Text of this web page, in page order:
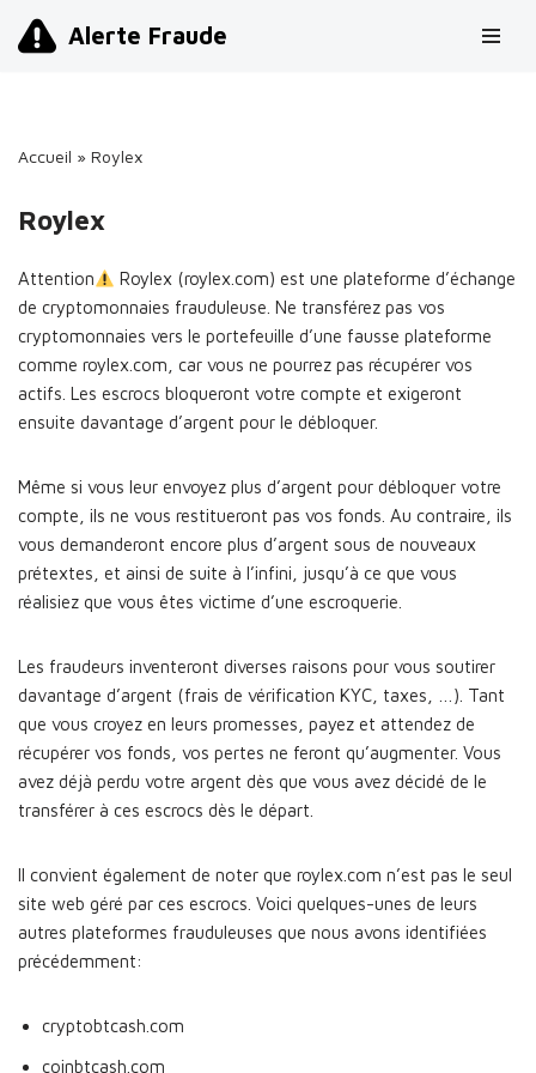
Alerte Fraude
Accueil » Roylex
Roylex
Attention
Roylex (roylex.com) est une plateforme d’échange
de cryptomonnaies frauduleuse. Ne transférez pas vos
cryptomonnaies vers le portefeuille d’une fausse plateforme
comme roylex.com, car vous ne pourrez pas récupérer vos
actifs. Les escrocs bloqueront votre compte et exigeront
ensuite davantage d’argent pour le débloquer.
Même si vous leur envoyez plus d’argent pour débloquer votre
compte, ils ne vous restitueront pas vos fonds. Au contraire, ils
vous demanderont encore plus d’argent sous de nouveaux
prétextes, et ainsi de suite à l’infini, jusqu’à ce que vous
réalisiez que vous êtes victime d’une escroquerie.
Les fraudeurs inventeront diverses raisons pour vous soutirer
davantage d’argent (frais de vérification KYC, taxes, …). Tant
que vous croyez en leurs promesses, payez et attendez de
récupérer vos fonds, vos pertes ne feront qu’augmenter. Vous
avez déjà perdu votre argent dès que vous avez décidé de le
transférer à ces escrocs dès le départ.
Il convient également de noter que roylex.com n’est pas le seul
site web géré par ces escrocs. Voici quelques-unes de leurs
autres plateformes frauduleuses que nous avons identifiées
précédemment:
cryptobtcash.com
coinbtcash.com